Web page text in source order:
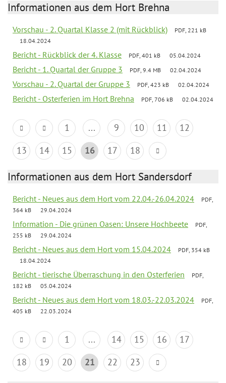
Informationen aus dem Hort Brehna
Vorschau - 2. Quartal Klasse 2 (mit Rückblick)
PDF, 221 kB
18.04.2024
Bericht - Rückblick der 4. Klasse PDF, 401 kB 05.04.2024
Bericht - 1. Quartal der Gruppe 3 PDF, 9.4 MB 02.04.2024
Vorschau - 2. Quartal der Gruppe 3 PDF, 423 kB 02.04.2024
Bericht - Osterferien im Hort Brehna PDF, 706 kB 02.04.2024
1 ... 9 10 11
12
13
14 15 16 17 18
Informationen aus dem Hort Sandersdorf
Bericht - Neues aus dem Hort vom 22.04.-26.04.2024
PDF,
364 kB
29.04.2024
Information - Die grünen Oasen: Unsere Hochbeete
PDF,
255 kB
29.04.2024
Bericht - Neues aus dem Hort vom 15.04.2024
PDF, 354 kB
18.04.2024
Bericht - tierische Überraschung in den Osterferien
PDF,
182 kB
05.04.2024
Bericht - Neues aus dem Hort vom 18.03.-22.03.2024
PDF,
405 kB
22.03.2024
1 ... 14 15 16
17
18
19 20 21 22 23